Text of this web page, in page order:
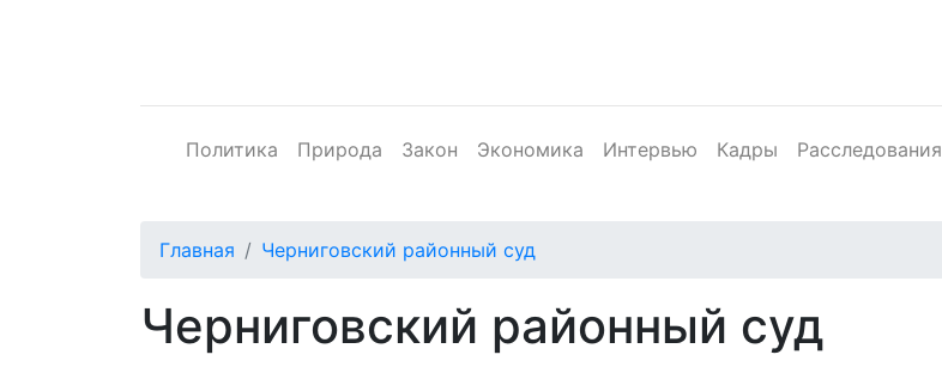
Политика Природа Закон Экономика Интервью Кадры Расследования
Главная Черниговский районный суд
Черниговский районный суд